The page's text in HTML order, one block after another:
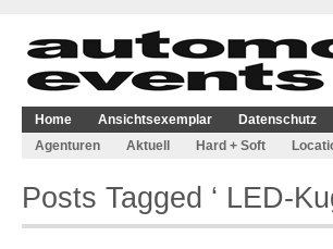
Home Ansichtsexemplar Datenschutz
Agenturen
Aktuell Hard + Soft
Posts Tagged ‘ LED-